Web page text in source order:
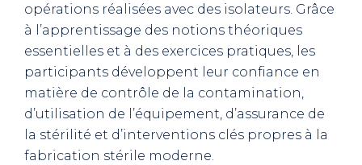
opérations réalisées avec des isolateurs. Grâce
à l’apprentissage des notions théoriques
essentielles et à des exercices pratiques, les
participants développent leur confiance en
matière de contrôle de la contamination,
d’utilisation de l’équipement, d’assurance de
la stérilité et d’interventions clés propres à la
fabrication stérile moderne.